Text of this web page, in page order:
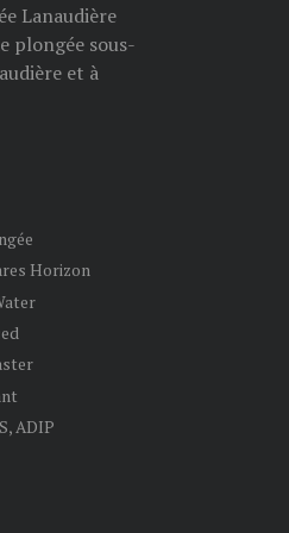
Lanaudière
plongée sous-
et à
Horizon
ADIP